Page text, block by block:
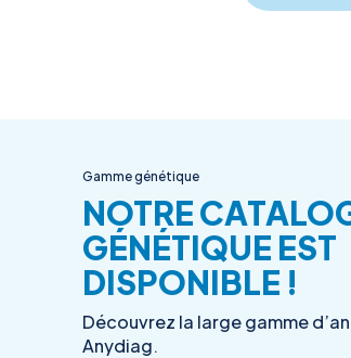
Gamme génétique
NOTRE
GÉNÉTIQUE EST
DISPONIBLE !
Découvrez la large gamme
Anydiag.